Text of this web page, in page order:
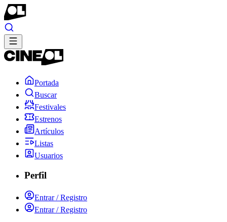
Portada
Buscar
Festivales
Estrenos
Artículos
Listas
Usuarios
Perfil
Entrar / Registro
Entrar / Registro